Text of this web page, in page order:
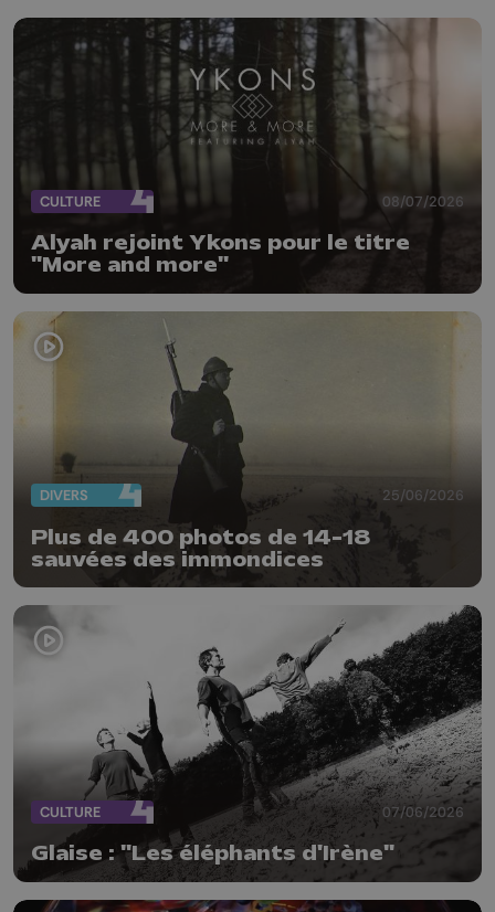
CULTURE 08/07/2026
Alyah rejoint Ykons pour le titre
"More and more"
DIVERS 25/06/2026
Plus de 400 photos de 14-18
sauvées des immondices
CULTURE 07/06/2026
Glaise : "Les éléphants d'Irène"